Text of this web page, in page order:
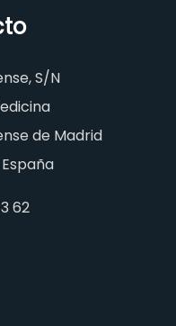
S/N
de Madrid
62